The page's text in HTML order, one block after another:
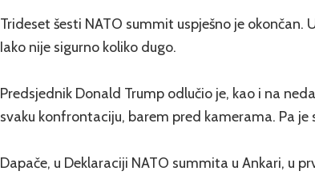
Trideset šesti NATO summit uspješno je okončan.
Iako nije sigurno koliko dugo.
Predsjednik Donald Trump odlučio je, kao i na
svaku konfrontaciju, barem pred kamerama. Pa je
Dapače, u Deklaraciji NATO summita u Ankari, u